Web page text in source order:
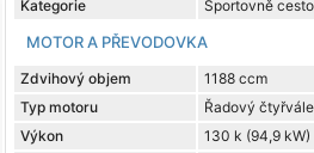
Kategorie
Sportovně
MOTOR A PŘEVODOVKA
Zdvihový objem
1188 ccm
Typ motoru
Řadový
Výkon
130 k (94,9